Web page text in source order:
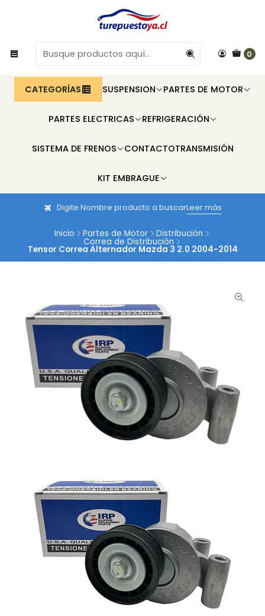
0
CATEGORÍAS SUSPENSION PARTES DE MOTOR
PARTES ELECTRICAS REFRIGERACIÓN
SISTEMA DE FRENOS CONTACTOTRANSMISIÓN
KIT EMBRAGUE
Digite Nombre producto a buscarLeer más
Inicio Partes de Motor Distribución
Correa de Distribución
Tensor Correa Alternador Mazda 3 2.0 2004-2014